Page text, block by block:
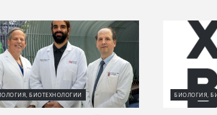
БИОТЕХНОЛОГИИ БИОЛОГИЯ,